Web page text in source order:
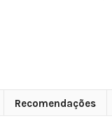
Recomendações